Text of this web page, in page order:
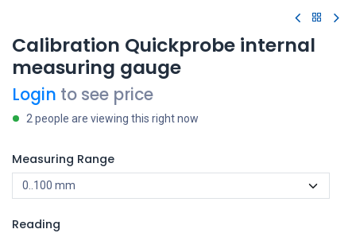
Calibration Quickprobe internal
measuring gauge
Login to see price
2 people are viewing this right now
Measuring Range
Reading